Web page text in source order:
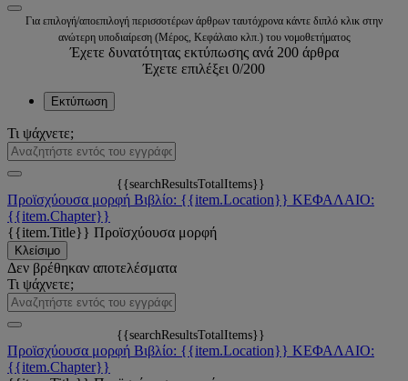
Για επιλογή/αποεπιλογή περισσοτέρων άρθρων ταυτόχρονα κάντε διπλό κλικ στην
ανώτερη υποδιαίρεση (Μέρος, Κεφάλαιο κλπ.) του νομοθετήματος
Έχετε δυνατότητας εκτύπωσης ανά 200 άρθρα
Έχετε επιλέξει 0/200
Εκτύπωση
Τι ψάχνετε;
{{searchResultsTotalItems}}
Προϊσχύουσα μορφή Βιβλίο: {{item.Location}} ΚΕΦΑΛΑΙΟ:
{{item.Chapter}}
{{item.Title}} Προϊσχύουσα μορφή
Κλείσιμο
Δεν βρέθηκαν αποτελέσματα
Τι ψάχνετε;
{{searchResultsTotalItems}}
Προϊσχύουσα μορφή Βιβλίο: {{item.Location}} ΚΕΦΑΛΑΙΟ:
{{item.Chapter}}